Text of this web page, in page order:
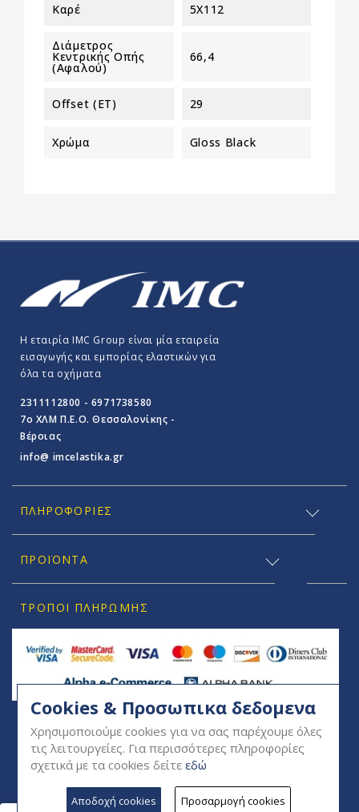
Καρέ 5X112
Διάμετρος
Κεντρικής Οπής
(αφαλού)
66,4
Offset (ET) 29
Χρώμα Gloss Black
Η εταιρία IMC Group είναι μία εταιρεία
εισαγωγής και εμπορίας ελαστικών για
όλα τα οχήματα
2311112800 - 6971738580
7o ΧΛΜ Π.E.O. Θεσσαλονίκης -
Βέροιας
info@ imcelastika.gr
ΠΛΗΡΟΦΟΡΊΕΣ
ΠΡΟΪΟΝΤΑ
ΤΡΌΠΟΙ ΠΛΗΡΩΜΉΣ
SOCIAL
Cookies & Προσωπικα δεδομενα
Χρησιμοποιούμε cookies για να σας παρέχουμε όλες
τις λειτουργείες. Για περισσότερες πληροφορίες
σχετικά με τα cookies δείτε εδώ
Αποδοχή cookies Προσαρμογή cookies